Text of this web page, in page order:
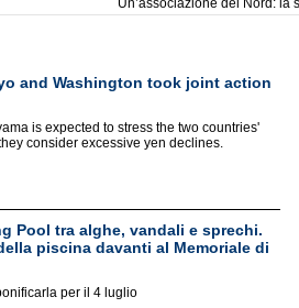
del Nord: la sfida dei governatori nella
and Washington took joint action
is expected to stress the two ‌countries'
consider excessive yen declines.
Pool tra alghe, vandali e sprechi.
piscina davanti al Memoriale di
per il 4 luglio